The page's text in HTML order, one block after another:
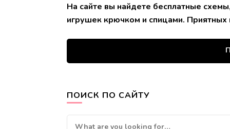
На сайте вы найдете бесплатные
игрушек крючком и спицами. Приятных
ПОИСК ПО САЙТУ
Looking